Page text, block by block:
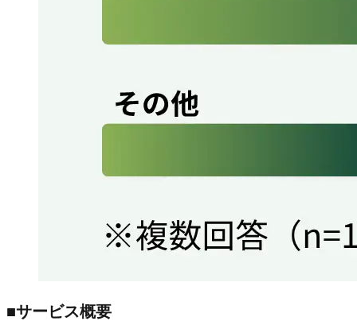
■サービス概要